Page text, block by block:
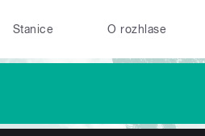
Stanice O rozhlase